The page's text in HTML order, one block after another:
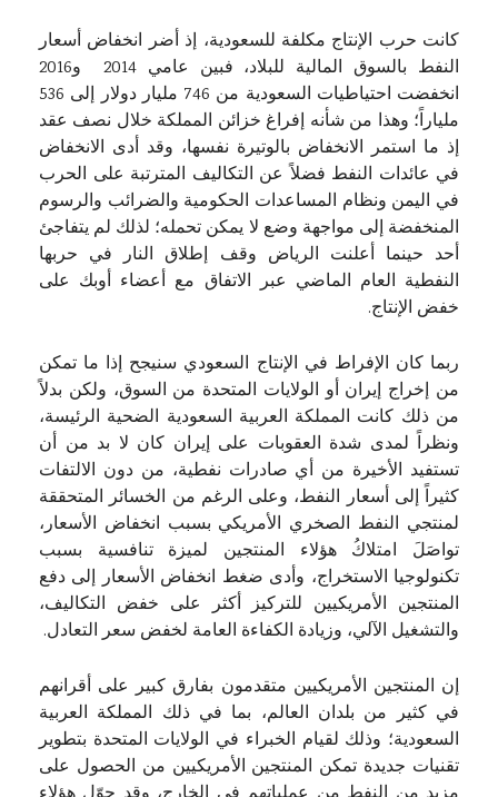
كانت حرب الإنتاج مكلفة للسعودية، إذ أضر انخفاض أسعار
النفط بالسوق المالية للبلاد، فبين عامي 2014 و2016
انخفضت احتياطيات السعودية من 746 مليار دولار إلى 536
ملياراً؛ وهذا من شأنه إفراغ خزائن المملكة خلال نصف عقد
إذ ما استمر الانخفاض بالوتيرة نفسها، وقد أدى الانخفاض
في عائدات النفط فضلاً عن التكاليف المترتبة على الحرب
في اليمن ونظام المساعدات الحكومية والضرائب والرسوم
المنخفضة إلى مواجهة وضع لا يمكن تحمله؛ لذلك لم يتفاجئ
أحد حينما أعلنت الرياض وقف إطلاق النار في حربها
النفطية العام الماضي عبر الاتفاق مع أعضاء أوبك على
خفض الإنتاج.
ربما كان الإفراط في الإنتاج السعودي سنيجح إذا ما تمكن
من إخراج إيران أو الولايات المتحدة من السوق، ولكن بدلاً
من ذلك كانت المملكة العربية السعودية الضحية الرئيسة،
ونظراً لمدى شدة العقوبات على إيران كان لا بد من أن
تستفيد الأخيرة من أي صادرات نفطية، من دون الالتفات
كثيراً إلى أسعار النفط، وعلى الرغم من الخسائر المتحققة
لمنتجي النفط الصخري الأمريكي بسبب انخفاض الأسعار،
تواصَلَ امتلاكُ هؤلاء المنتجين لميزة تنافسية بسبب
تكنولوجيا الاستخراج، وأدى ضغط انخفاض الأسعار إلى دفع
المنتجين الأمريكيين للتركيز أكثر على خفض التكاليف،
والتشغيل الآلي، وزيادة الكفاءة العامة لخفض سعر التعادل.
إن المنتجين الأمريكيين متقدمون بفارق كبير على أقرانهم
في كثير من بلدان العالم، بما في ذلك المملكة العربية
السعودية؛ وذلك لقيام الخبراء في الولايات المتحدة بتطوير
تقنيات جديدة تمكن المنتجين الأمريكيين من الحصول على